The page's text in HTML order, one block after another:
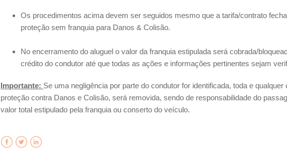
Os procedimentos acima devem ser seguidos mesmo que a tarifa/contrato
proteção sem franquia para Danos & Colisão.
No encerramento do aluguel o valor da franquia estipulada será cobrada/
crédito do condutor até que todas as ações e informações pertinentes sejam
Importante: Se uma negligência por parte do condutor for identificada, toda e qualquer
proteção contra Danos e Colisão, será removida, sendo de responsabilidade do
valor total estipulado pela franquia ou conserto do veículo.